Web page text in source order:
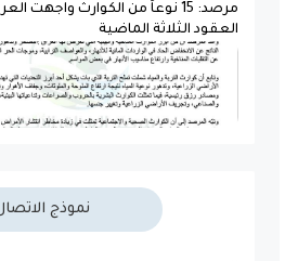
مرصد: 15 نوعاً من الكوارث واجهت
العقود الثلاثة الماضية
نموذج